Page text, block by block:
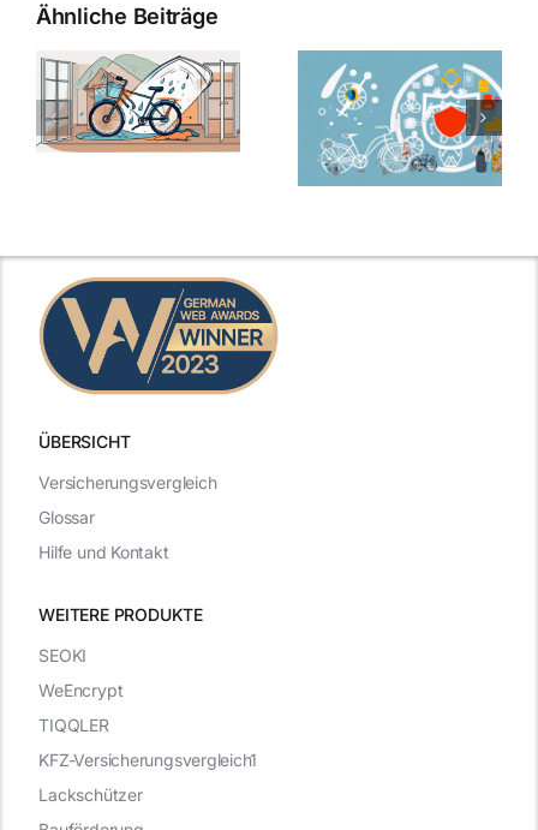
Ähnliche Beiträge
ÜBERSICHT
WEITERE PRODUKTE
Versicherungsvergleich
Glossar
Hilfe und Kontakt
SEOKI
WeEncrypt
TIQQLER
KFZ-Versicherungsvergleich1
Lackschützer